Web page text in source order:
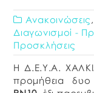
Ανακοινώσεις ,
Διαγωνισμοί -
Προσκλήσεις
Η Δ.Ε.Υ.Α.
προμήθεια